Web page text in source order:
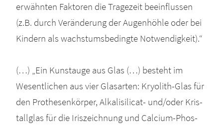
erwähn­ten Fak­to­ren die Tra­ge­zeit beein­flus­sen
(z.B. durch Ver­än­de­rung der Augen­höh­le oder bei
Kin­dern als wachs­tums­be­ding­te Not­wen­dig­keit).“
(…) „Ein Kunst­au­ge aus Glas (…) besteht im
Wesent­li­chen aus vier Glas­ar­ten: Kryo­lith-Glas für
den Pro­the­sen­kör­per, Alka­li­si­li­cat- und/oder Kris­
tall­glas für die Iris­zeich­nung und Cal­ci­um-Phos­